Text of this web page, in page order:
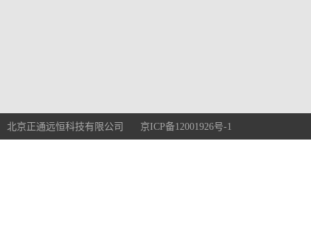
北京正通远恒科技有限公司 京ICP备12001926号-1